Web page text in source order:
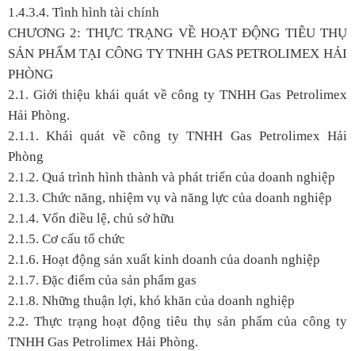
1.4.3.4. Tình hình tài chính
CHƯƠNG 2: THỰC TRẠNG VỀ HOẠT ĐỘNG TIÊU THỤ
SẢN PHẨM TẠI CÔNG TY TNHH GAS PETROLIMEX HẢI
PHÒNG
2.1. Giới thiệu khái quát về công ty TNHH Gas Petrolimex
Hải Phòng.
2.1.1. Khái quát về công ty TNHH Gas Petrolimex Hải
Phòng
2.1.2. Quá trình hình thành và phát triển của doanh nghiệp
2.1.3. Chức năng, nhiệm vụ và năng lực của doanh nghiệp
2.1.4. Vốn điều lệ, chủ sở hữu
2.1.5. Cơ cấu tổ chức
2.1.6. Hoạt động sản xuất kinh doanh của doanh nghiệp
2.1.7. Đặc điểm của sản phẩm gas
2.1.8. Những thuận lợi, khó khăn của doanh nghiệp
2.2. Thực trạng hoạt động tiêu thụ sản phẩm của công ty
TNHH Gas Petrolimex Hải Phòng.